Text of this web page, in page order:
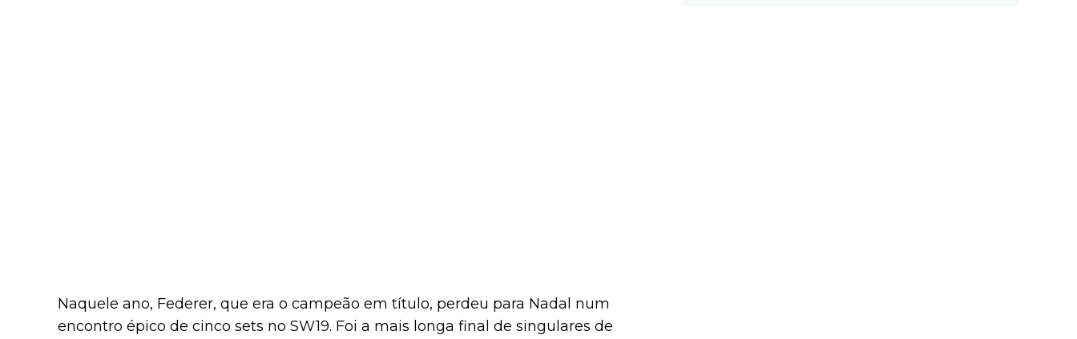
Naquele ano, Federer, que era o campeão em título, perdeu para Nadal num
encontro épico de cinco sets no SW19. Foi a mais longa final de singulares de